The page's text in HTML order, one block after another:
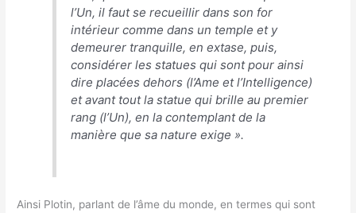
l’Un, il faut se recueillir dans son for
intérieur comme dans un temple et y
demeurer tranquille, en extase, puis,
considérer les statues qui sont pour ainsi
dire placées dehors (l’Ame et l’Intelligence)
et avant tout la statue qui brille au premier
rang (l’Un), en la contemplant de la
manière que sa nature exige».
Ainsi Plotin, parlant de l’âme du monde, en termes qui sont